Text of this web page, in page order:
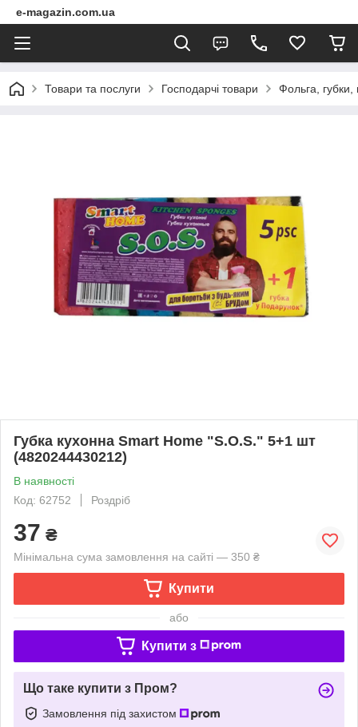
e-magazin.com.ua
Товари та послуги Господарчі товари Фольга, губки,
Губка кухонна Smart Home "S.O.S." 5+1 шт
(4820244430212)
В наявності
Код: 62752
Роздріб
37 ₴
Мінімальна сума замовлення на сайті — 350 ₴
Купити
або
Купити з
Що таке купити з Пром?
Замовлення під захистом